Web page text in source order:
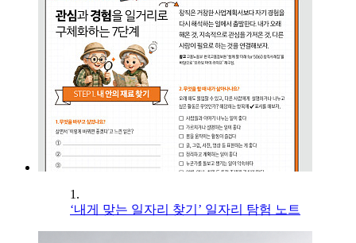
1.
‘내게 맞는 일자리 찾기’ 일자리 탐험 노트